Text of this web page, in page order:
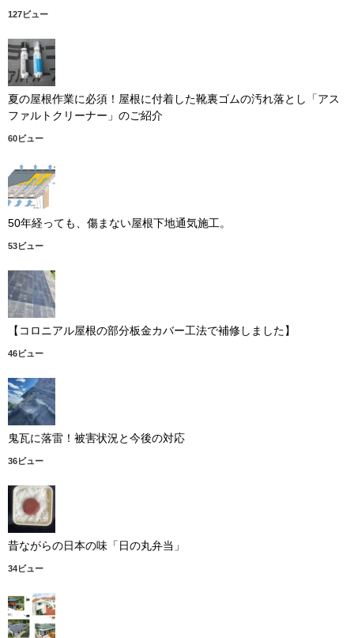
127ビュー
夏の屋根作業に必須！屋根に付着した靴裏ゴムの汚れ落とし「アス
ファルトクリーナー」のご紹介
60ビュー
50年経っても、傷まない屋根下地通気施工。
53ビュー
【コロニアル屋根の部分板金カバー工法で補修しました】
46ビュー
鬼瓦に落雷！被害状況と今後の対応
36ビュー
昔ながらの日本の味「日の丸弁当」
34ビュー